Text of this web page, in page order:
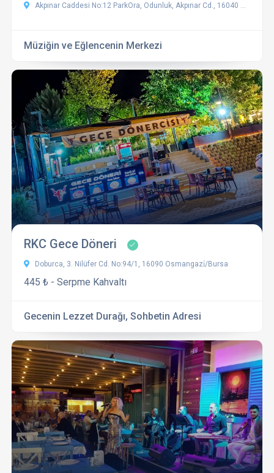
Akpınar Caddesi No:12 ParkOra, Odunluk, Akpınar Cd., 16040 Ni̇lüfer/Bursa
Müziğin ve Eğlencenin Merkezi
RKC Gece Döneri
Doburca, 3. Nilüfer Cd. No:94/1, 16090 Osmangazi̇/Bursa
445 ₺ - Serpme Kahvaltı
Gecenin Lezzet Durağı, Sohbetin Adresi